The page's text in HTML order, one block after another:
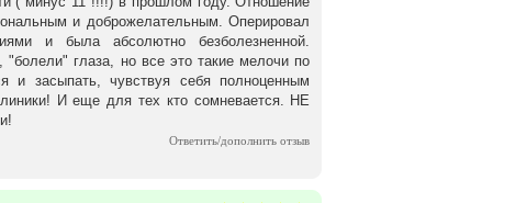
и доброжелательным. Оперировал
и была абсолютно безболезненной.
глаза, но все это такие мелочи по
и засыпать, чувствуя себя полноценным
И еще для тех кто сомневается. НЕ
Ответить/дополнить отзыв